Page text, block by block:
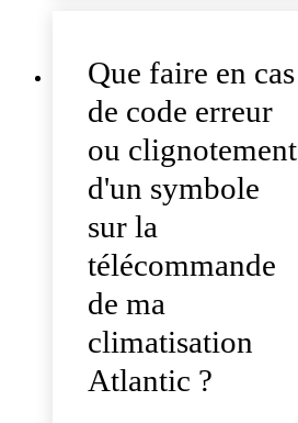
Que faire en cas
de code erreur
ou clignotement
d'un symbole
sur la
télécommande
de ma
climatisation
Atlantic ?